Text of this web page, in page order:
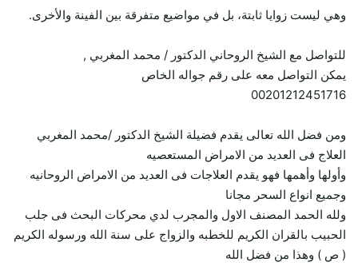
وهي ليست زوايا ثابتة، بل في مواضيع متفرقة بين الفينة والأخرى.
للتواصل مع الشيخ الروحاني الدكتور / محمد المغربي ,
يمكن التواصل معه على رقم جواله الخاص
00201212451716
ومن فضل الله تعالى يقدم فضيلة الشيخ الدكتور /محمد المغربي
العلاج فى العديد من الامراض المستعصيه
وأولها وأهمها فهو يقدم العلاجات فى العديد من الامراض الروحانيه
وجميع انواع السحر مجانا
ولله الحمد المصنف الاول والمجرب لدي محركات البحث فى جلب
الحبيب بالقران الكريم للخطبه والزواج على سنة الله ورسوله الكريم
( ص ) وهذا من فضل الله